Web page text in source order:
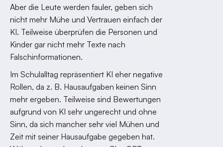
Aber die Leute werden fauler, geben sich
nicht mehr Mühe und Vertrauen einfach der
KI. Teilweise überprüfen die Personen und
Kinder gar nicht mehr Texte nach
Falschinformationen.
Im Schulalltag repräsentiert KI eher negative
Rollen, da z. B. Hausaufgaben keinen Sinn
mehr ergeben. Teilweise sind Bewertungen
aufgrund von KI sehr ungerecht und ohne
Sinn, da sich mancher sehr viel Mühen und
Zeit mit seiner Hausaufgabe gegeben hat.